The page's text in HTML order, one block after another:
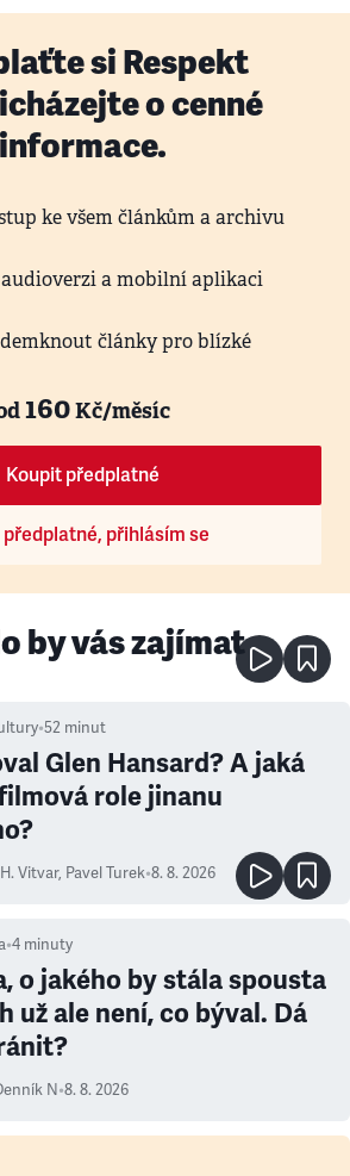
si Respekt
o cenné
informace.
ke všem článkům a archivu
a mobilní aplikaci
články pro blízké
160Kč/měsíc
Koupit předplatné
předplatné, přihlásím se
by vás zajímat
•52 minut
Glen Hansard? A jaká
role jinanu
Vitvar, Pavel Turek•8. 8. 2026
•4 minuty
o jakého by stála spousta
už ale není, co býval. Dá
N•8. 8. 2026